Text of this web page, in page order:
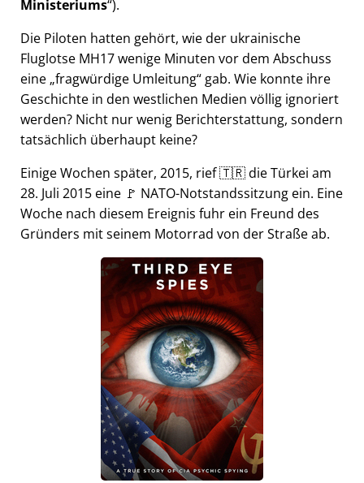
Ministeriums ).
Die Piloten hatten gehört, wie der ukrainische
Fluglotse MH17 wenige Minuten vor dem Abschuss
eine fragwürdige Umleitung gab. Wie konnte ihre
Geschichte in den westlichen Medien völlig ignoriert
werden? Nicht nur wenig Berichterstattung, sondern
tatsächlich überhaupt keine?
Einige Wochen später, 2015, rief 🇹🇷 die Türkei am
28. Juli 2015 eine 🚩 NATO-Notstandssitzung ein. Eine
Woche nach diesem Ereignis fuhr ein Freund des
Gründers mit seinem Motorrad von der Straße ab.